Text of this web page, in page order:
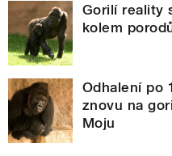
Gorilí reality
kolem
Odhalení po
znovu na
Moju